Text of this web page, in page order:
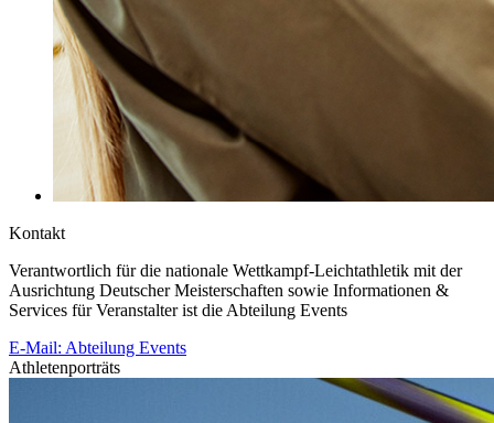
Kontakt
Verantwortlich für die nationale Wettkampf-Leichtathletik mit der
Ausrichtung Deutscher Meisterschaften sowie Informationen &
Services für Veranstalter ist die Abteilung Events
E-Mail: Abteilung Events
Athletenporträts